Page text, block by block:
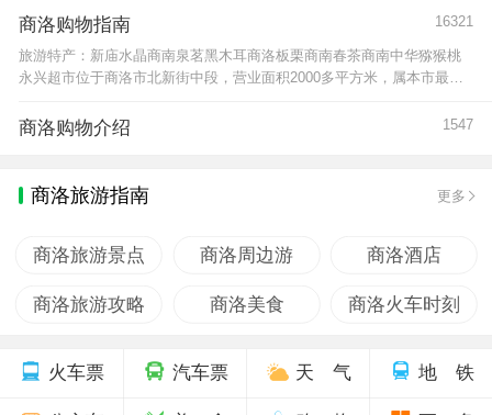
商洛购物指南 16321
旅游特产：新庙水晶商南泉茗黑木耳商洛板栗商南春茶商南中华猕猴桃
永兴超市位于商洛市北新街中段，营业面积2000多平方米，属本市最大
商洛购物介绍 1547
商洛旅游指南 更多
商洛旅游景点 商洛周边游 商洛酒店
商洛旅游攻略 商洛美食 商洛火车时刻
火车票 汽车票 天 气 地 铁